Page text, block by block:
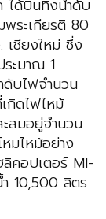
ได้บินทิ้งน้ำดับ
พระเกียรติ 80
เชียงใหม่ ซึ่ง
ระมาณ 1
บไฟจำนวน
กิดไฟไหม้
สมอยู่จำนวน
มไหม้อย่าง
คอปเตอร์ MI-
10,500 ลิตร